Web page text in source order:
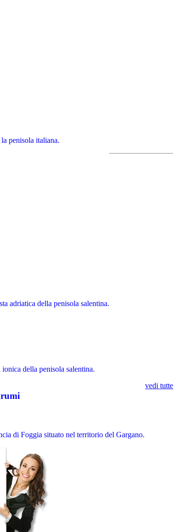
penisola italiana.
adriatica della penisola salentina.
della penisola salentina.
di Foggia situato nel territorio del Gargano.
vedi tutte